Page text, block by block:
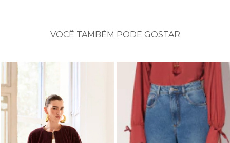
VOCÊ TAMBÉM PODE GOSTAR